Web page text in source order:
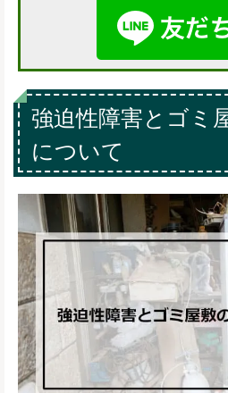
強迫性障害とゴミ
について